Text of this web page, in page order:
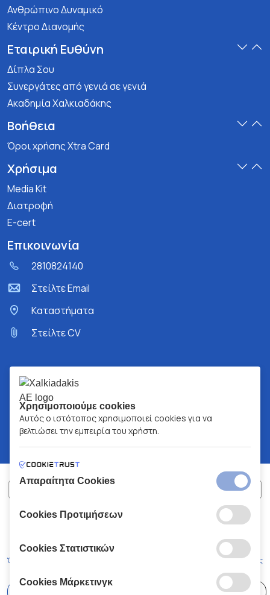
Ανθρώπινο Δυναμικό
Κέντρο Διανομής
Εταιρική Ευθύνη
Δίπλα Σου
Συνεργάτες από γενιά σε γενιά
Ακαδημία Χαλκιαδάκης
Βοήθεια
Όροι χρήσης Xtra Card
Χρήσιμα
Media Kit
Διατροφή
E-cert
Επικοινωνία
2810824140
Στείλτε Email
Kαταστήματα
Στείλτε CV
ΧΑΛΚΙΑΔΑΚΗΣ Α.Ε.
Όροι και Προϋποθέσεις Κώδικας Δεοντολογίας
Χρησιμοποιούμε cookies
Αυτός ο ιστότοπος χρησιμοποιεί cookies για να
βελτιώσει την εμπειρία του χρήστη.
Απαραίτητα Cookies
Cookies Προτιμήσεων
Cookies Στατιστικών
Cookies Μάρκετινγκ